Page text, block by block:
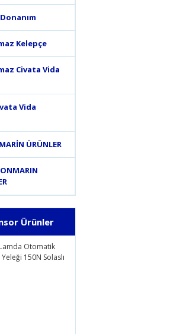
Kelepçe
Civata Vida
Vida
ÜRÜNLER
Ürünler